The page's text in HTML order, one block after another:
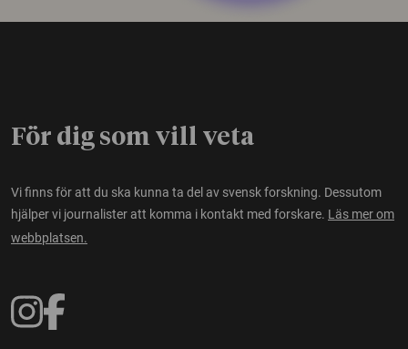
För dig som vill veta
Vi finns för att du ska kunna ta del av svensk forskning. Dessutom
hjälper vi journalister att komma i kontakt med forskare. Läs mer om
webbplatsen.